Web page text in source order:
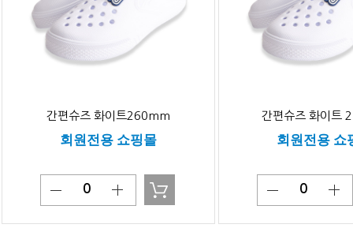
간편슈즈 화이트260mm
회원전용 쇼핑몰
간편슈즈 화이트
회원전용 쇼